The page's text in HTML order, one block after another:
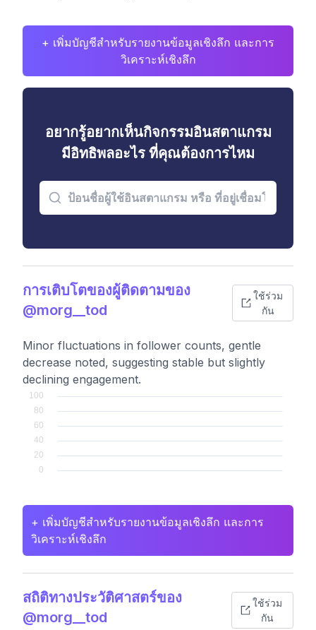
+ เพิ่มบัญชีสำหรับรายงานข้อมูลเชิงลึก และการ
วิเคราะห์เชิงลึก
อยากรู้อยากเห็นกิจกรรมอินสตาแกรม
มีอิทธิพลอะไร ที่คุณต้องการไหม
การเติบโตของผู้ติดตามของ
@morg__tod
ใช้ร่วม
กัน
Minor fluctuations in follower counts, gentle
decrease noted, suggesting stable but slightly
declining engagement.
+ เพิ่มบัญชีสำหรับรายงานข้อมูลเชิงลึก และการ
วิเคราะห์เชิงลึก
สถิติทางประวัติศาสตร์ของ
@morg__tod
ใช้ร่วม
กัน